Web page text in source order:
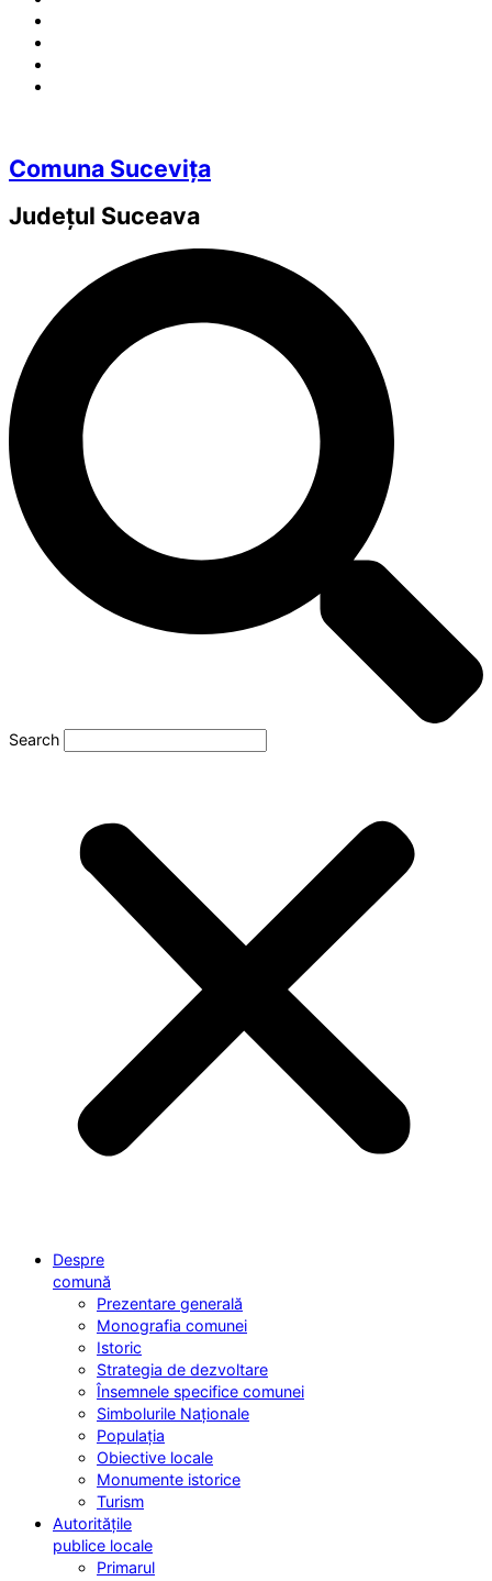
Comuna Sucevița
Județul Suceava
Search
Despre
comună
Prezentare generală
Monografia comunei
Istoric
Strategia de dezvoltare
Însemnele specifice comunei
Simbolurile Naționale
Populația
Obiective locale
Monumente istorice
Turism
Autoritățile
publice locale
Primarul